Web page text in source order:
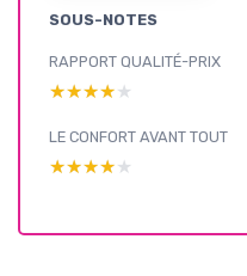
SOUS-NOTES
RAPPORT QUALITÉ-PRIX
★★★★★
★★★★★
LE CONFORT AVANT TOUT
★★★★★
★★★★★